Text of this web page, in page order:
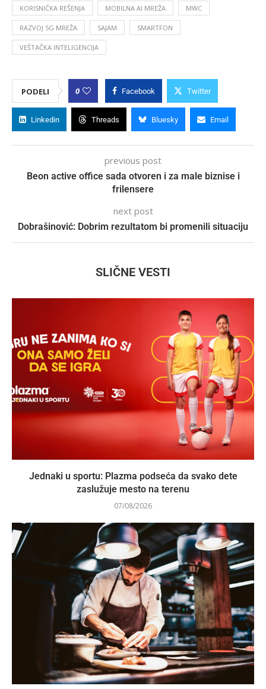
KORISNIČKA REŠENJA MOBILNA AI MREŽA MWC
RAZVOJ 5G MREŽA SAJAM SMARTFON
VEŠTAČKA INTELIGENCIJA
PODELI 0 Facebook Twitter
Linkedin Threads Bluesky Email
previous post
Beon active office sada otvoren i za male biznise i
frilensere
next post
Dobrašinović: Dobrim rezultatom bi promenili situaciju
SLIČNE VESTI
Jednaki u sportu: Plazma podseća da svako dete
zaslužuje mesto na terenu
07/08/2026